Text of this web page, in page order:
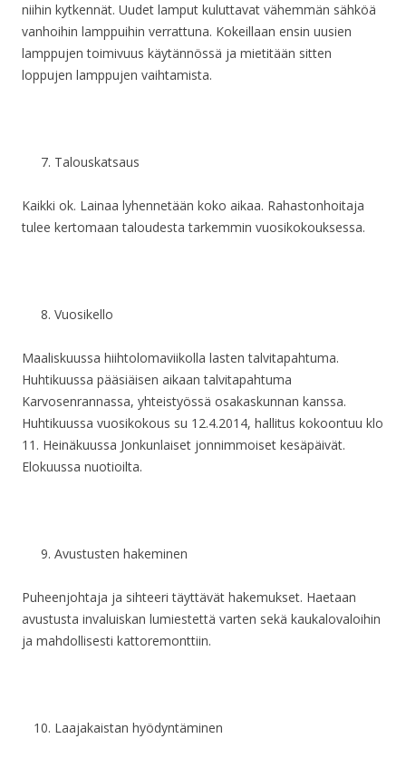
niihin kytkennät. Uudet lamput kuluttavat vähemmän sähköä
vanhoihin lamppuihin verrattuna. Kokeillaan ensin uusien
lamppujen toimivuus käytännössä ja mietitään sitten
loppujen lamppujen vaihtamista.
Talouskatsaus
Kaikki ok. Lainaa lyhennetään koko aikaa. Rahastonhoitaja
tulee kertomaan taloudesta tarkemmin vuosikokouksessa.
Vuosikello
Maaliskuussa hiihtolomaviikolla lasten talvitapahtuma.
Huhtikuussa pääsiäisen aikaan talvitapahtuma
Karvosenrannassa, yhteistyössä osakaskunnan kanssa.
Huhtikuussa vuosikokous su 12.4.2014, hallitus kokoontuu klo
11. Heinäkuussa Jonkunlaiset jonnimmoiset kesäpäivät.
Elokuussa nuotioilta.
Avustusten hakeminen
Puheenjohtaja ja sihteeri täyttävät hakemukset. Haetaan
avustusta invaluiskan lumiestettä varten sekä kaukalovaloihin
ja mahdollisesti kattoremonttiin.
Laajakaistan hyödyntäminen